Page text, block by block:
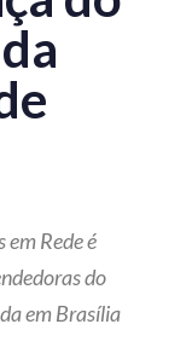
Rede é
do
em Brasília